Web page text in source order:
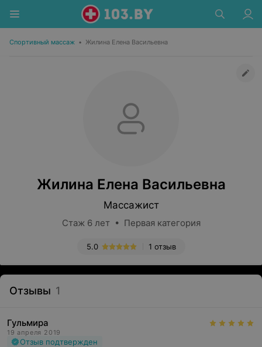
Спортивный массаж • Жилина Елена Васильевна
Жилина Елена Васильевна
Массажист
Стаж 6 лет • Первая категория
1 отзыв
5.0
Отзывы 1
Гульмира
19 апреля 2019
Отзыв подтвержден